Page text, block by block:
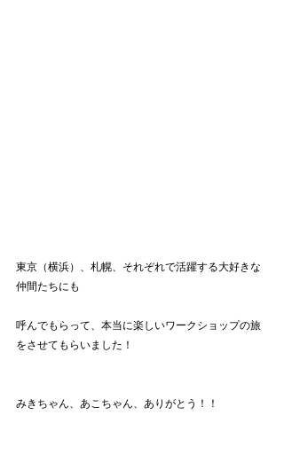
東京（横浜）、札幌、それぞれで活躍する大好きな
仲間たちにも
呼んでもらって、本当に楽しいワークショップの旅
をさせてもらいました！
みきちゃん、あこちゃん、ありがとう！！